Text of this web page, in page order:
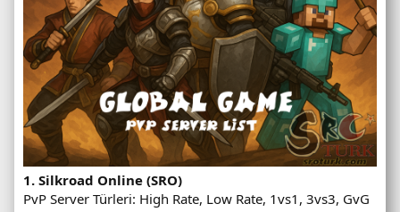
1. Silkroad Online (SRO)
PvP Server Türleri: High Rate, Low Rate, 1vs1, 3vs3, GvG